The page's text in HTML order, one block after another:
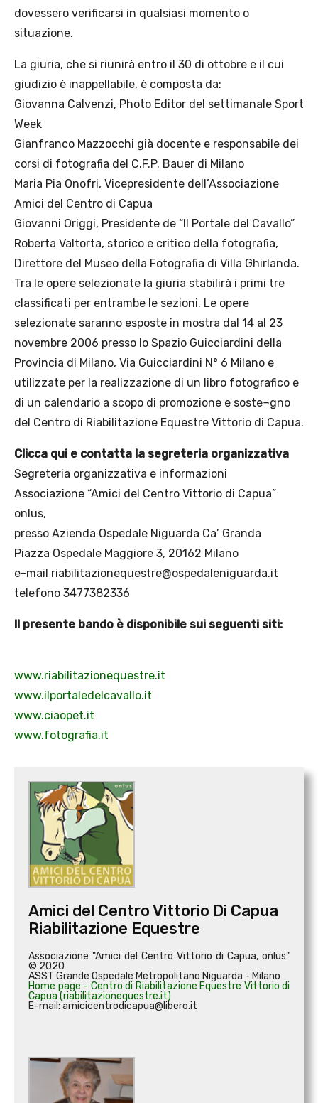
dovessero verificarsi in qualsiasi momento o
situazione.
La giuria, che si riunirà entro il 30 di ottobre e il cui
giudizio è inappellabile, è composta da:
Giovanna Calvenzi, Photo Editor del settimanale Sport
Week
Gianfranco Mazzocchi già docente e responsabile dei
corsi di fotografia del C.F.P. Bauer di Milano
Maria Pia Onofri, Vicepresidente dell’Associazione
Amici del Centro di Capua
Giovanni Origgi, Presidente de “Il Portale del Cavallo”
Roberta VaItorta, storico e critico della fotografia,
Direttore del Museo della Fotografia di Villa Ghirlanda.
Tra le opere selezionate la giuria stabilirà i primi tre
classificati per entrambe le sezioni. Le opere
selezionate saranno esposte in mostra dal 14 al 23
novembre 2006 presso lo Spazio Guicciardini della
Provincia di Milano, Via Guicciardini N° 6 Milano e
utilizzate per la realizzazione di un libro fotografico e
di un calendario a scopo di promozione e soste¬gno
del Centro di Riabilitazione Equestre Vittorio di Capua.
Clicca qui e contatta la segreteria organizzativa
Segreteria organizzativa e informazioni
Associazione “Amici del Centro Vittorio di Capua”
onlus,
presso Azienda Ospedale Niguarda Ca’ Granda
Piazza Ospedale Maggiore 3, 20162 Milano
e-mail riabilitazionequestre@ospedaleniguarda.it
telefono 3477382336
Il presente bando è disponibile sui seguenti siti:
www.riabilitazionequestre.it
www.ilportaledelcavallo.it
www.ciaopet.it
www.fotografia.it
Amici del Centro Vittorio Di Capua
Riabilitazione Equestre
Associazione "Amici del Centro Vittorio di Capua, onlus"
© 2020
ASST Grande Ospedale Metropolitano Niguarda - Milano
Home page - Centro di Riabilitazione Equestre Vittorio di
Capua (riabilitazionequestre.it)
E-mail: amicicentrodicapua@libero.it